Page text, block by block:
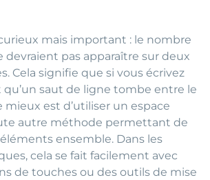
mais important : le nombre
devraient pas apparaître sur deux
Cela signifie que si vous écrivez
saut de ligne tombe entre le
mieux est d’utiliser un espace
autre méthode permettant de
ensemble. Dans les
cela se fait facilement avec
de touches ou des outils de mise